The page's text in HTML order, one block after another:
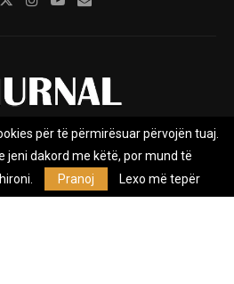
Marketing
Kontakt
Policy
e pavarur, e themeluar në vitin
për të përmirësuar përvojën tuaj.
jeni dakord me këtë, por mund të
Pranoj Lexo më tepër